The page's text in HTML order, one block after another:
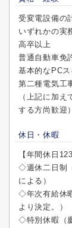
受変電設備の
いずれかの実
高卒以上
普通自動車免
基本的なPC
第二種電気工
（上記に加
する方尚歓迎）
休日・休暇
【年間休日
◇週休二日制
による）
◇年次有給休
より決定。）
◇特別休暇（